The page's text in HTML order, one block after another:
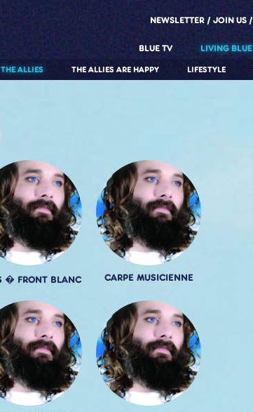
NEWSLETTER JOIN US
BLUE TV LIVING BLUE
LIFESTYLE
THE ALLIES ARE HAPPY
THE ALLIES
� FRONT BLANC CARPE MUSICIENNE